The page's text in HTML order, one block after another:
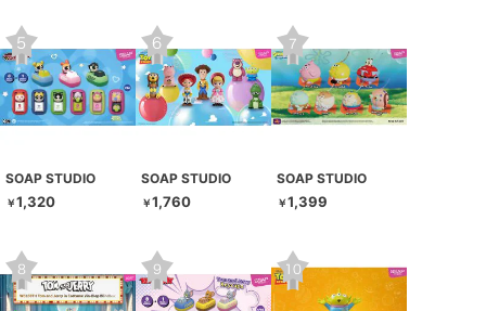
SOAP STUDIO
￥1,320
SOAP STUDIO
￥1,760
SOAP STUDIO
￥1,399